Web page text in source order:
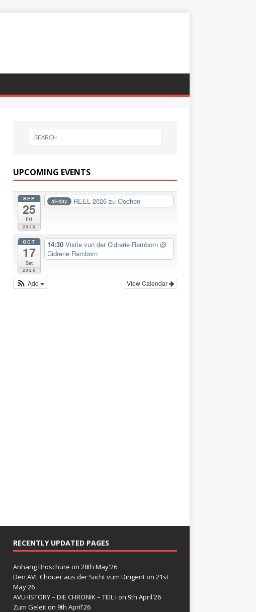
UPCOMING EVENTS
SEP
25
Fri
2026
all-day REEL 2026 zu Oochen
OCT
17
Sat
2026
14:30Visite vun der Cidrerie Ramborn@
Cidrerie Ramborn
View Calendar
Add
RECENTLY UPDATED PAGES
Anhang Broschüre on 28th May'26
Den AVL Chouer aus der Siicht vum Dirigenton 21st
May'26
AVLHISTORY – DIE CHRONIK – TEIL I on 9th April'26
Zum Geleiton 9th April'26